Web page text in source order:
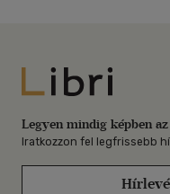
Libri
Legyen mindig képben
Iratkozzon fel legfrissebb